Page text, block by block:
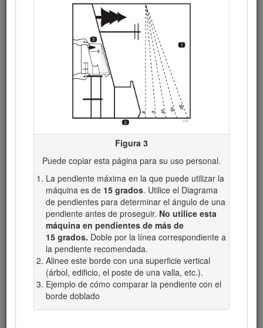
Figura 3
Puede copiar esta página para su uso personal.
La pendiente máxima en la que puede utilizar la
máquina es de 15 grados. Utilice el Diagrama
de pendientes para determinar el ángulo de una
pendiente antes de proseguir. No utilice esta
máquina en pendientes de más de
15 grados. Doble por la línea correspondiente a
la pendiente recomendada.
Alinee este borde con una superficie vertical
(árbol, edificio, el poste de una valla, etc.).
Ejemplo de cómo comparar la pendiente con el
borde doblado
Este manual utiliza 2 palabras para resaltar información.
llama la atención sobre información mecánica
resalta información general que merece
una atención especial.
El símbolo de alerta de seguridad (Figura
en este manual como en la máquina para identificar
mensajes de seguridad importantes que debe seguir para
evitar accidentes. Este símbolo aparecerá junto a la palabra
Warning (Advertencia) o
Peligro: Indica una situación peligrosa inminente, que
causarála muerte o lesiones graves.
Advertenciaindica una situación potencialmente
peligrosa que si no se evita, podríacausar la muerte
o lesiones graves.
Cuidadoindica una situación potencialmente
peligrosa que si no se evita,podríacausar lesiones
menores o moderadas.
Figura 2
Símbolo de alerta de seguridad